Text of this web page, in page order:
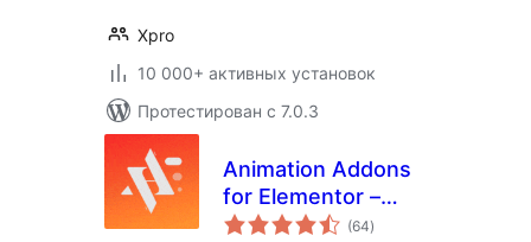
Xpro
10 000+ активных установок
Протестирован с 7.0.3
Animation Addons
for Elementor –
GSAP Motion(64общий
рейтинг
)